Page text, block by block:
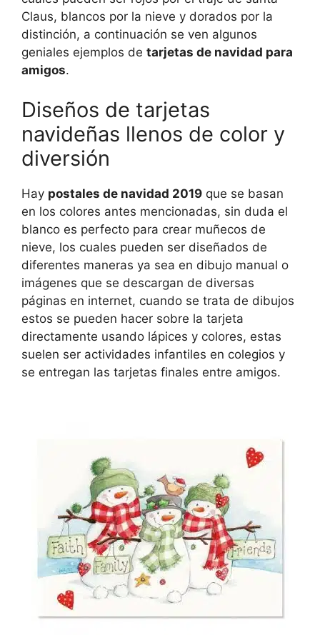
Claus, blancos por la nieve y dorados por la
distinción, a continuación se ven algunos
geniales ejemplos de tarjetas de navidad para
amigos.
Diseños de tarjetas
navideñas llenos de color y
diversión
Hay postales de navidad 2019 que se basan
en los colores antes mencionadas, sin duda el
blanco es perfecto para crear muñecos de
nieve, los cuales pueden ser diseñados de
diferentes maneras ya sea en dibujo manual o
imágenes que se descargan de diversas
páginas en internet, cuando se trata de dibujos
estos se pueden hacer sobre la tarjeta
directamente usando lápices y colores, estas
suelen ser actividades infantiles en colegios y
se entregan las tarjetas finales entre amigos.